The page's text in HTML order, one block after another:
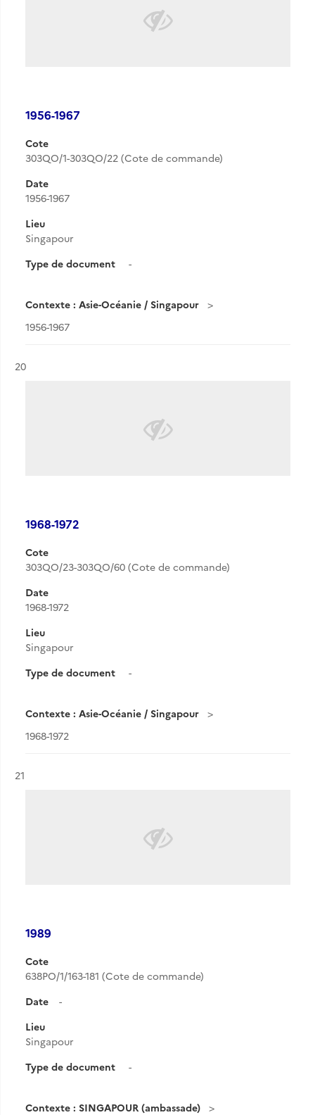
1956-1967
Cote
303QO/1-303QO/22 (Cote de commande)
Date
1956-1967
Lieu
Singapour
Type de document
-
Contexte : Asie-Océanie / Singapour
1956-1967
Résultat n°
20
1968-1972
Cote
303QO/23-303QO/60 (Cote de commande)
Date
1968-1972
Lieu
Singapour
Type de document
-
Contexte : Asie-Océanie / Singapour
1968-1972
Résultat n°
21
1989
Cote
638PO/1/163-181 (Cote de commande)
Date
-
Lieu
Singapour
Type de document
-
Contexte : SINGAPOUR (ambassade)